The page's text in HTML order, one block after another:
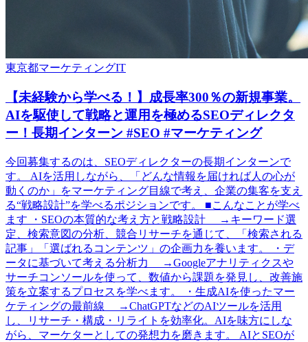
東京都マーケティングIT
【未経験から学べる！】成長率300％の新規事業。
AIを駆使して戦略と運用を極めるSEOディレクタ
ー！長期インターン #SEO #マーケティング
今回募集するのは、SEOディレクターの長期インターンで
す。 AIを活用しながら、「どんな情報を届ければ人の心が
動くのか」をマーケティング目線で考え、企業の集客を支え
る“戦略設計”を学べるポジションです。 ■こんなことが学べ
ます ・SEOの本質的な考え方と戦略設計 →キーワード選
定、検索意図の分析、競合リサーチを通じて、「検索される
記事」「選ばれるコンテンツ」の企画力を養います。 ・デ
ータに基づいて考える分析力 →Googleアナリティクスや
サーチコンソールを使って、数値から課題を発見し、改善施
策を立案するプロセスを学べます。 ・生成AIを使ったマー
ケティングの最前線 →ChatGPTなどのAIツールを活用
し、リサーチ・構成・リライトを効率化。AIを味方にしな
がら、マーケターとしての発想力を磨きます。 AIとSEOが